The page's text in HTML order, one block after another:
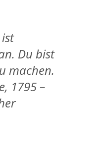
Du bist
machen.
1795 –